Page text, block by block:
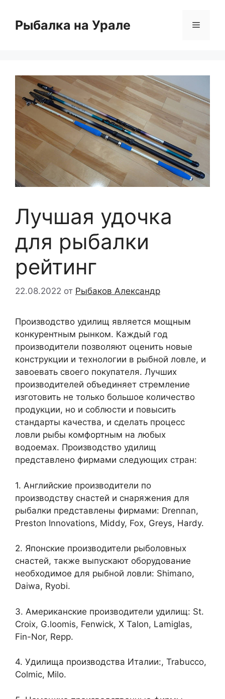
содержимому
Рыбалка на Урале Меню
Лучшая удочка
для рыбалки
рейтинг
22.08.2022 от Рыбаков Александр
Производство удилищ является мощным
конкурентным рынком. Каждый год
производители позволяют оценить новые
конструкции и технологии в рыбной ловле, и
завоевать своего покупателя. Лучших
производителей объединяет стремление
изготовить не только большое количество
продукции, но и соблюсти и повысить
стандарты качества, и сделать процесс
ловли рыбы комфортным на любых
водоемах. Производство удилищ
представлено фирмами следующих стран:
1. Английские производители по
производству снастей и снаряжения для
рыбалки представлены фирмами: Drennan,
Preston Innovations, Middy, Fox, Greys, Hardy.
2. Японские производители рыболовных
снастей, также выпускают оборудование
необходимое для рыбной ловли: Shimano,
Daiwa, Ryobi.
3. Американские производители удилищ: St.
Croix, G.loomis, Fenwick, X Talon, Lamiglas,
Fin-Nor, Repp.
4. Удилища производства Италии:, Trabucco,
Colmic, Milо.